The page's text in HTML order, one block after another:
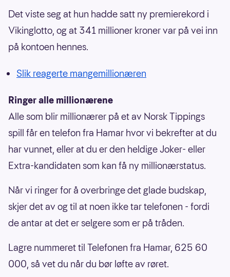
Det viste seg at hun hadde satt ny premierekord i
Vikinglotto, og at 341 millioner kroner var på vei inn
på kontoen hennes.
Slik reagerte mangemillionæren
Ringer alle millionærene
Alle som blir millionærer på et av Norsk Tippings
spill får en telefon fra Hamar hvor vi bekrefter at du
har vunnet, eller at du er den heldige Joker- eller
Extra-kandidaten som kan få ny millionærstatus.
Når vi ringer for å overbringe det glade budskap,
skjer det av og til at noen ikke tar telefonen - fordi
de antar at det er selgere som er på tråden.
Lagre nummeret til Telefonen fra Hamar, 625 60
000, så vet du når du bør løfte av røret.